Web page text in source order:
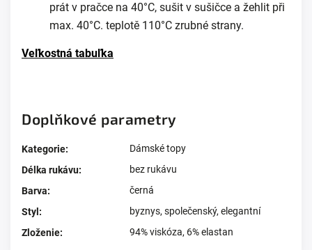
prát v pračce na 40°C, sušit v sušičce a žehlit při
max. 40°C. teplotě 110°C zrubné strany.
Veľkostná tabuľka
Doplňkové parametry
Kategorie:
Dámské topy
Délka rukávu:
bez rukávu
Barva:
černá
Styl : byznys, společenský, elegantní
Zloženie: 94% viskóza, 6% elastan